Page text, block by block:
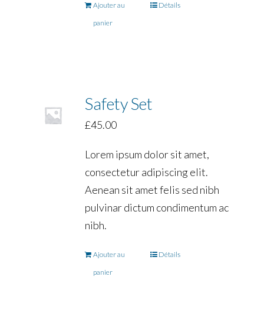
Ajouter au
panier
Détails
Safety Set
£45.00
Lorem ipsum dolor sit amet,
consectetur adipiscing elit.
Aenean sit amet felis sed nibh
pulvinar dictum condimentum ac
nibh.
Ajouter au
panier
Détails